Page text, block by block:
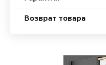
Возврат товара